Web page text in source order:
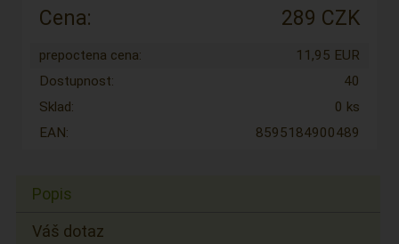
Cena: 289 CZK
prepoctena cena:
11,95 EUR
Dostupnost:
40
Sklad:
0 ks
EAN:
8595184900489
Popis
Váš dotaz